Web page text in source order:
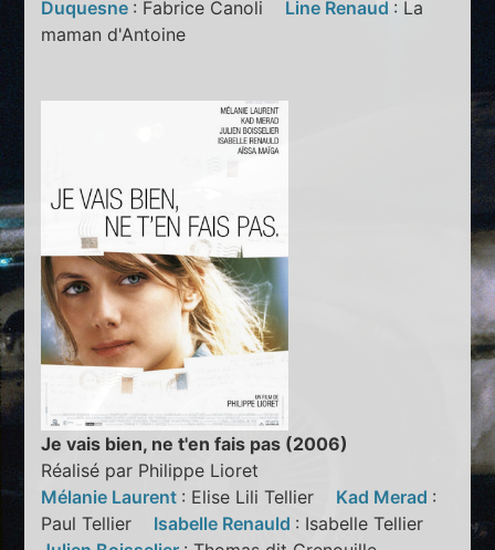
Duquesne : Fabrice Canoli Line Renaud : La
maman d'Antoine
Je vais bien, ne t'en fais pas (2006)
Réalisé par Philippe Lioret
Mélanie Laurent : Elise Lili Tellier Kad Merad :
Paul Tellier Isabelle Renauld : Isabelle Tellier